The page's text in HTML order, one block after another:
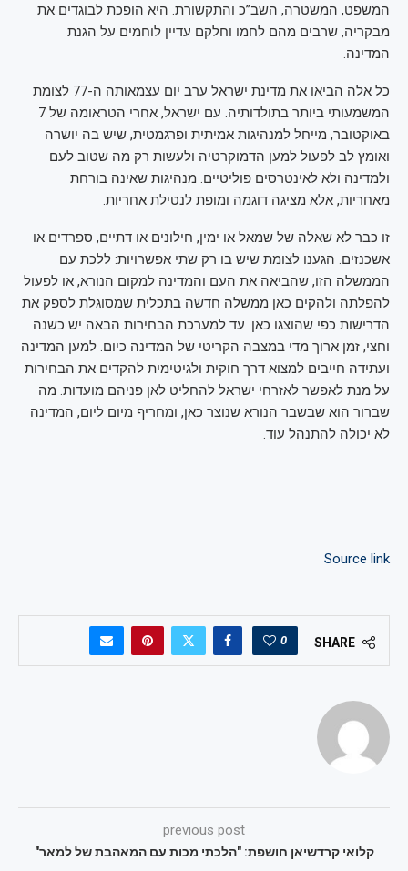
המשפט, המשטרה, השב”כ והתקשורת. היא הופכת לבוגדים את
מבקריה, שרבים מהם לחמו וחלקם עדיין לוחמים על הגנת
המדינה.
כל אלה הביאו את מדינת ישראל ערב יום עצמאותה ה-77 לצומת
המשמעותי ביותר בתולדותיה. עם ישראל, אחרי הטראומה של 7
באוקטובר, מייחל למנהיגות אמיתית ופרגמטית, שיש בה יושרה
ואומץ לב לפעול למען הדמוקרטיה ולעשות רק מה שטוב לעם
ולמדינה ולא לאינטרסים פוליטיים. מנהיגות שאינה בורחת
מאחריות, אלא מציגה דוגמה ומופת לנטילת אחריות.
זו כבר לא שאלה של שמאל או ימין, חילונים או דתיים, ספרדים או
אשכנזים. הגענו לצומת שיש בו רק שתי אפשרויות: ללכת עם
הממשלה הזו, שהביאה את העם והמדינה למקום הנורא, או לפעול
להפלתה ולהקים כאן ממשלה חדשה בתכלית שמסוגלת לספק את
הדרישות כפי שהוצגו כאן. עד למערכת הבחירות הבאה יש כשנה
וחצי, זמן ארוך מדי במצבה הקריטי של המדינה כיום. למען המדינה
ועתידה חייבים למצוא דרך חוקית ולגיטימית להקדים את הבחירות
על מנת לאפשר לאזרחי ישראל להחליט לאן פניהם מועדות. מה
שברור הוא שבשבר הנורא שנוצר כאן, ומחריף מיום ליום, המדינה
לא יכולה להתנהל עוד.
Source link
SHARE
0
previous post
קלואי קרדשיאן חושפת: "הלכתי מכות עם המאהבת של למאר"